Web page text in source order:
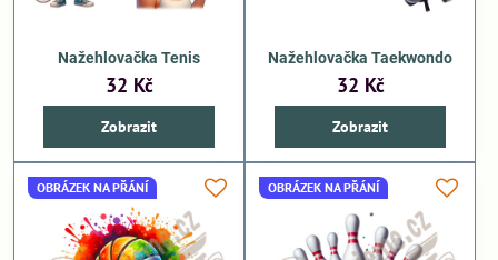
Nažehlovačka Tenis
32 Kč
Zobrazit
Nažehlovačka Taekwondo
32 Kč
Zobrazit
OBRÁZEK NA PŘÁNÍ OBRÁZEK NA PŘÁNÍ